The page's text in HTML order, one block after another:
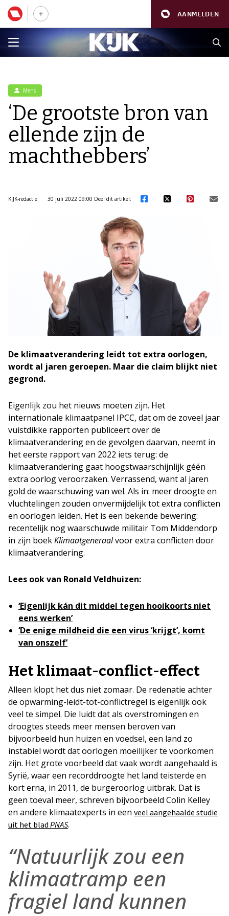
AANMELDEN
Mens
‘De grootste bron van
ellende zijn de
machthebbers’
KIJK-redactie 30 juli 2022 09:00 Deel dit artikel:
De klimaatverandering leidt tot extra oorlogen,
wordt al jaren geroepen. Maar die claim blijkt niet
gegrond.
Eigenlijk zou het nieuws moeten zijn. Het
internationale klimaatpanel IPCC, dat om de zoveel jaar
vuistdikke rapporten publiceert over de
klimaatverandering en de gevolgen daarvan, neemt in
het eerste rapport van 2022 iets terug: de
klimaatverandering gaat hoogstwaarschijnlijk géén
extra oorlog veroorzaken. Verrassend, want al jaren
gold de waarschuwing van wel. Als in: meer droogte en
vluchtelingen zouden onvermijdelijk tot extra conflicten
en oorlogen leiden. Het is een bekende bewering:
recentelijk nog waarschuwde militair Tom Middendorp
in zijn boekKlimaatgeneraalvoor extra conflicten door
klimaatverandering.
Lees ook van Ronald Veldhuizen:
‘Eigenlijk kán dit middel tegen hooikoorts niet
eens werken’
‘De enige mildheid die een virus ‘krijgt’, komt
van onszelf’
Het klimaat-conflict-effect
Alleen klopt het dus niet zomaar. De redenatie achter
de opwarming-leidt-tot-conflictregel is eigenlijk ook
veel te simpel. Die luidt dat als overstromingen en
droogtes steeds meer mensen beroven van
bijvoorbeeld hun huizen en voedsel, een land zo
instabiel wordt dat oorlogen moeilijker te voorkomen
zijn. Het grote voorbeeld dat vaak wordt aangehaald is
Syrië, waar een recorddroogte het land teisterde en
kort erna, in 2011, de burgeroorlog uitbrak. Dat is
geen toeval meer, schreven bijvoorbeeld Colin Kelley
en andere klimaatexperts in een veel aangehaalde studie
uit het blad PNAS.
“Natuurlijk zou een
klimaatramp een
fragiel land kunnen